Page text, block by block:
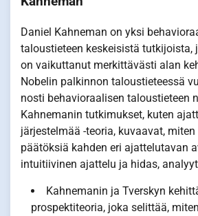
Daniel Kahneman on yksi
taloustieteen keskeisistä tutkijoista,
on vaikuttanut merkittävästi alan
Nobelin palkinnon taloustieteessä
nosti behavioraalisen taloustieteen
Kahnemanin tutkimukset, kuten
järjestelmää -teoria, kuvaavat,
päätöksiä kahden eri ajattelutavan
intuitiivinen ajattelu ja hidas,
Kahnemanin ja Tverskyn
prospektiteoria, joka selittää,